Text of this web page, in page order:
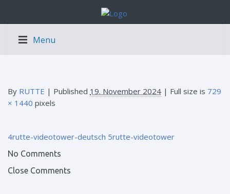
Menu
By RUTTE | Published 19. November 2024 | Full size is 729
× 1440 pixels
4rutte-videotower-deutsch 5rutte-videotower
No Comments
Close Comments